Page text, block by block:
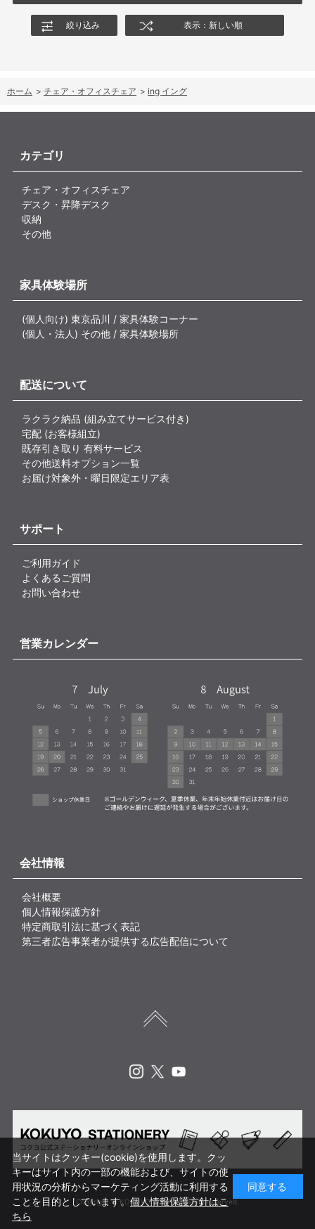
絞り込み 表示：新しい順
ホーム > チェア・オフィスチェア > ing イング
カテゴリ
チェア・オフィスチェア
デスク・昇降デスク
収納
その他
家具体験場所
(個人向け) 東京品川 / 家具体験コーナー
(個人・法人) その他 / 家具体験場所
配送について
ラクラク納品 (組み立てサービス付き)
宅配 (お客様組立)
既存引き取り 有料サービス
その他送料オプション一覧
お届け対象外・曜日限定エリア表
サポート
ご利用ガイド
よくあるご質問
お問い合わせ
営業カレンダー
会社情報
会社概要
個人情報保護方針
特定商取引法に基づく表記
第三者広告事業者が提供する広告配信について
Copyright © KOKUYO CORP. All rights reserved.
当サイトはクッキー(cookie)を使用します。クッ
キーはサイト内の一部の機能および、サイトの使
用状況の分析からマーケティング活動に利用する
ことを目的としています。個人情報保護方針はこ
ちら
同意する